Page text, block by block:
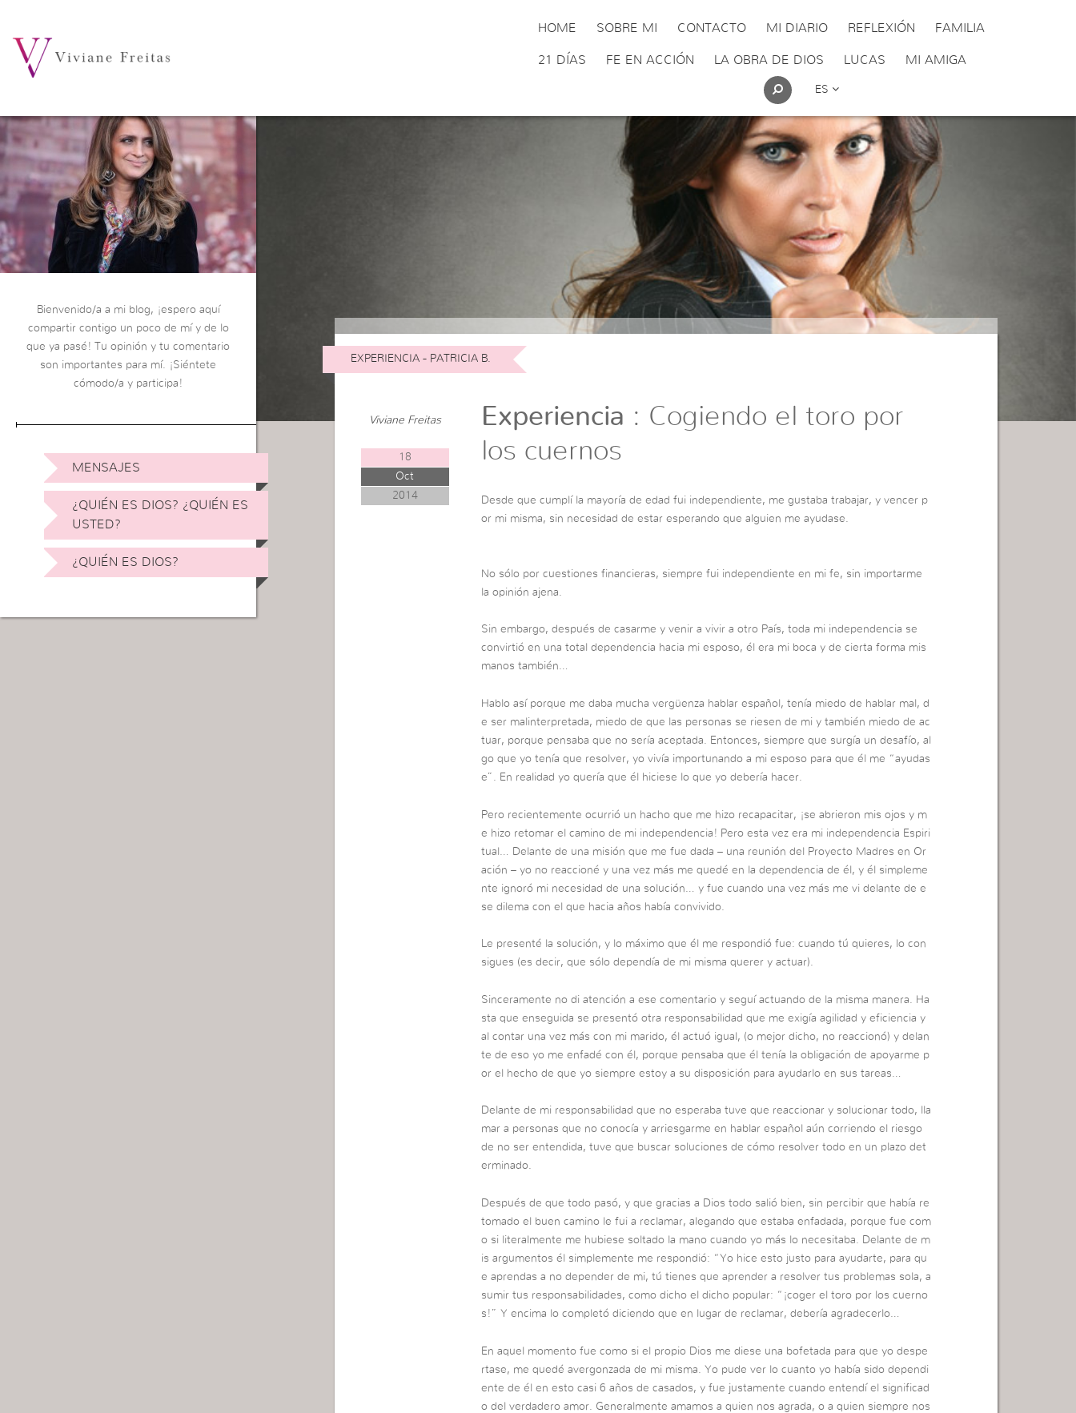
HOME SOBRE MI CONTACTO MI DIARIO REFLEXIÓN FAMILIA
21 DÍAS FE EN ACCIÓN LA OBRA DE DIOS LUCAS MI AMIGA
ES
Bienvenido/a a mi blog, ¡espero aquí
compartir contigo un poco de mí y de lo
que ya pasé! Tu opinión y tu comentario
son importantes para mí. ¡Siéntete
cómodo/a y participa!
MENSAJES
¿QUIÉN ES DIOS? ¿QUIÉN ES
USTED?
¿QUIÉN ES DIOS?
EXPERIENCIA - PATRICIA B.
Viviane Freitas
18
Oct
2014
Experiencia : Cogiendo el toro por
los cuernos
Desde que cumplí la mayoría de edad fui independiente, me gustaba trabajar, y vencer p
or mi misma, sin necesidad de estar esperando que alguien me ayudase.
No sólo por cuestiones financieras, siempre fui independiente en mi fe, sin importarme
la opinión ajena.
Sin embargo, después de casarme y venir a vivir a otro País, toda mi independencia se
convirtió en una total dependencia hacia mi esposo, él era mi boca y de cierta forma mis
manos también…
Hablo así porque me daba mucha vergüenza hablar español, tenía miedo de hablar mal, d
e ser malinterpretada, miedo de que las personas se riesen de mi y también miedo de ac
tuar, porque pensaba que no sería aceptada. Entonces, siempre que surgía un desafío, al
go que yo tenía que resolver, yo vivía importunando a mi esposo para que él me “ayudas
e”. En realidad yo quería que él hiciese lo que yo debería hacer.
Pero recientemente ocurrió un hacho que me hizo recapacitar, ¡se abrieron mis ojos y m
e hizo retomar el camino de mi independencia! Pero esta vez era mi independencia Espiri
tual… Delante de una misión que me fue dada – una reunión del Proyecto Madres en Or
ación – yo no reaccioné y una vez más me quedé en la dependencia de él, y él simpleme
nte ignoró mi necesidad de una solución… y fue cuando una vez más me vi delante de e
se dilema con el que hacia años había convivido.
Le presenté la solución, y lo máximo que él me respondió fue: cuando tú quieres, lo con
sigues (es decir, que sólo dependía de mi misma querer y actuar).
Sinceramente no di atención a ese comentario y seguí actuando de la misma manera. Ha
sta que enseguida se presentó otra responsabilidad que me exigía agilidad y eficiencia y
al contar una vez más con mi marido, él actuó igual, (o mejor dicho, no reaccionó) y delan
te de eso yo me enfadé con él, porque pensaba que él tenía la obligación de apoyarme p
or el hecho de que yo siempre estoy a su disposición para ayudarlo en sus tareas…
Delante de mi responsabilidad que no esperaba tuve que reaccionar y solucionar todo, lla
mar a personas que no conocía y arriesgarme en hablar español aún corriendo el riesgo
de no ser entendida, tuve que buscar soluciones de cómo resolver todo en un plazo det
erminado.
Después de que todo pasó, y que gracias a Dios todo salió bien, sin percibir que había re
tomado el buen camino le fui a reclamar, alegando que estaba enfadada, porque fue com
o si literalmente me hubiese soltado la mano cuando yo más lo necesitaba. Delante de m
is argumentos él simplemente me respondió: “Yo hice esto justo para ayudarte, para qu
e aprendas a no depender de mi, tú tienes que aprender a resolver tus problemas sola, a
sumir tus responsabilidades, como dicho el dicho popular: “¡coger el toro por los cuerno
s!” Y encima lo completó diciendo que en lugar de reclamar, debería agradecerlo…
En aquel momento fue como si el propio Dios me diese una bofetada para que yo despe
rtase, me quedé avergonzada de mi misma. Yo pude ver lo cuanto yo había sido dependi
ente de él en esto casi 6 años de casados, y fue justamente cuando entendí el significad
o del verdadero amor. Generalmente amamos a quien nos agrada, o a quien siempre nos